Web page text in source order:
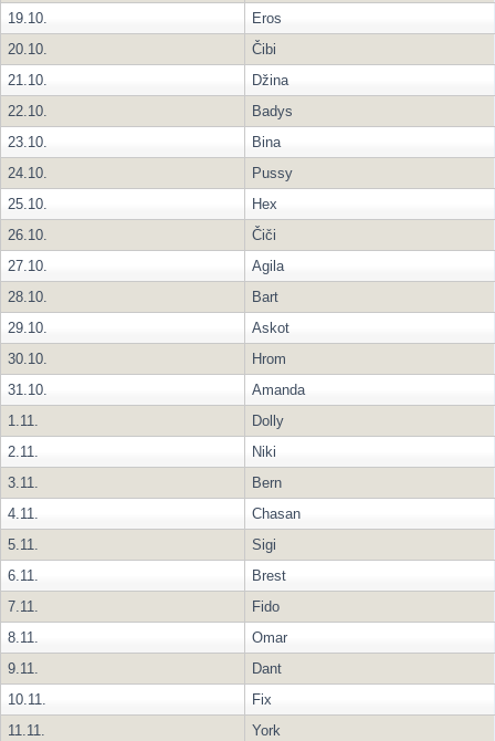
19.10.
Eros
20.10.
Čibi
21.10.
Džina
22.10.
Badys
23.10.
Bina
24.10.
Pussy
25.10.
Hex
26.10.
Čiči
27.10.
Agila
28.10.
Bart
29.10.
Askot
30.10.
Hrom
31.10.
Amanda
1.11.
Dolly
2.11.
Niki
3.11.
Bern
4.11.
Chasan
5.11.
Sigi
6.11.
Brest
7.11.
Fido
8.11.
Omar
9.11.
Dant
10.11.
Fix
11.11.
York